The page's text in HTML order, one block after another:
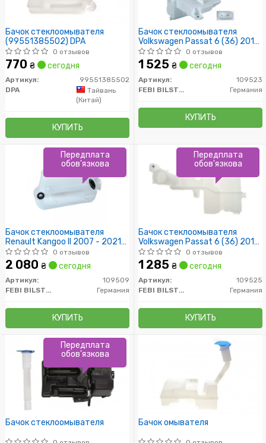
Бачок стеклоомывателя
(99551385502) DPA
0 отзывов
770 ₴ сегодня
Артикул:
99551385502
DPA
Тайвань
(Китай)
КУПИТЬ
Бачок стеклоомывателя
Volkswagen Passat 6 (36) 2010
- 2014 (выр-во FEBI)
0 отзывов
1 525 ₴ сегодня
Артикул:
109523
FEBI BILSTEIN
Германия
КУПИТЬ
Бачок стеклоомывателя
Renault Kangoo II 2007 - 2021
(пр-во FEBI)
0 отзывов
2 080 ₴ сегодня
Артикул:
109509
FEBI BILSTEIN
Германия
КУПИТЬ
Передплата
обов'язкова
Бачок стеклоомывателя
Volkswagen Passat 6 (36) 2010
- 2014 (пр-во FEBI)
0 отзывов
1 285 ₴ сегодня
Артикул:
109525
FEBI BILSTEIN
Германия
КУПИТЬ
Передплата
обов'язкова
Бачок стеклоомывателя
Передплата
обов'язкова
Бачок омывателя